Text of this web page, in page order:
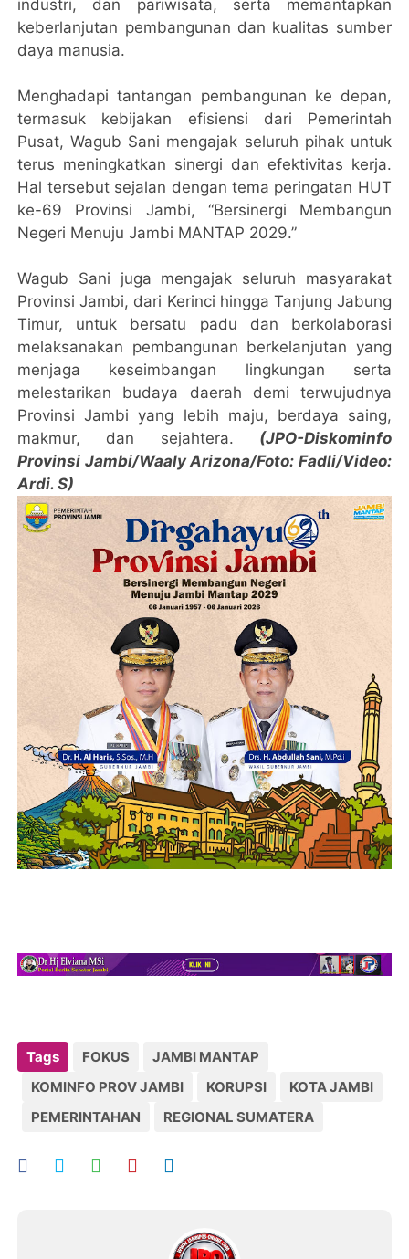
industri, dan pariwisata, serta memantapkan
keberlanjutan pembangunan dan kualitas sumber
daya manusia.
Menghadapi tantangan pembangunan ke depan,
termasuk kebijakan efisiensi dari Pemerintah
Pusat, Wagub Sani mengajak seluruh pihak untuk
terus meningkatkan sinergi dan efektivitas kerja.
Hal tersebut sejalan dengan tema peringatan HUT
ke-69 Provinsi Jambi, “Bersinergi Membangun
Negeri Menuju Jambi MANTAP 2029.”
Wagub Sani juga mengajak seluruh masyarakat
Provinsi Jambi, dari Kerinci hingga Tanjung Jabung
Timur, untuk bersatu padu dan berkolaborasi
melaksanakan pembangunan berkelanjutan yang
menjaga keseimbangan lingkungan serta
melestarikan budaya daerah demi terwujudnya
Provinsi Jambi yang lebih maju, berdaya saing,
makmur, dan sejahtera. (JPO-Diskominfo
Provinsi Jambi/Waaly Arizona/Foto: Fadli/Video:
Ardi. S)
Tags FOKUS
JAMBI MANTAP
KOMINFO PROV JAMBI
KORUPSI
KOTA JAMBI
PEMERINTAHAN
REGIONAL SUMATERA